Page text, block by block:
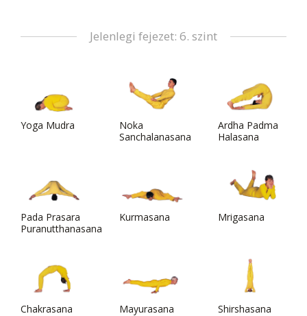
Jelenlegi fejezet: 6. szint
Yoga Mudra
Noka
Sanchalanasana
Ardha Padma
Halasana
Pada Prasara
Puranutthanasana
Kurmasana Mrigasana
Chakrasana Mayurasana Shirshasana